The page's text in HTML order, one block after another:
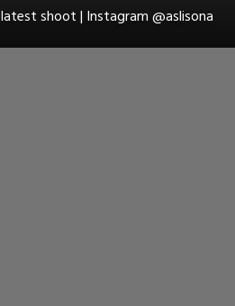
latest shoot | Instagram @aslisona